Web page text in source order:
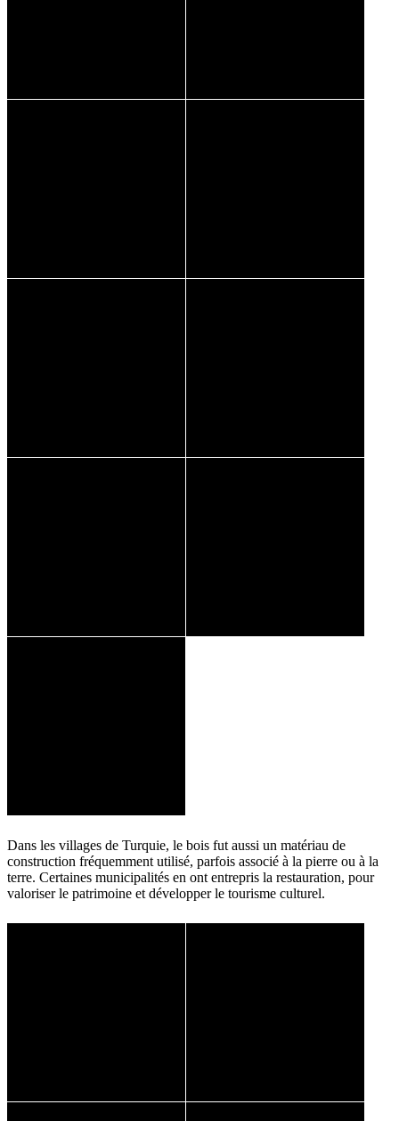
Dans les villages de Turquie, le bois fut aussi un matériau de
construction fréquemment utilisé, parfois associé à la pierre ou à la
terre. Certaines municipalités en ont entrepris la restauration, pour
valoriser le patrimoine et développer le tourisme culturel.